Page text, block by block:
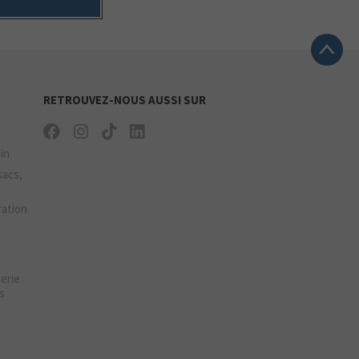
RETROUVEZ-NOUS AUSSI SUR